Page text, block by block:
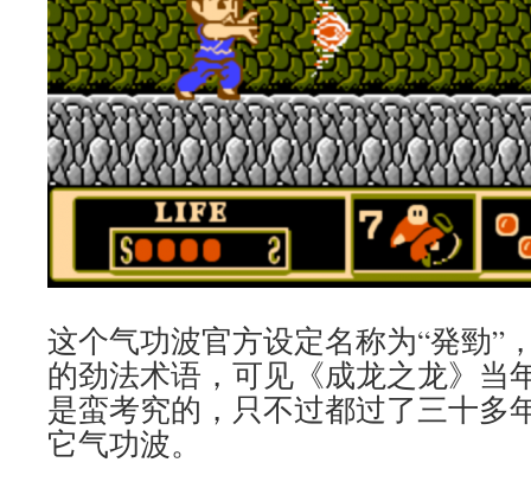
这个气功波官方设定名称为“発勁”
的劲法术语，可见《成龙之龙》当
是蛮考究的，只不过都过了三十多
它气功波。